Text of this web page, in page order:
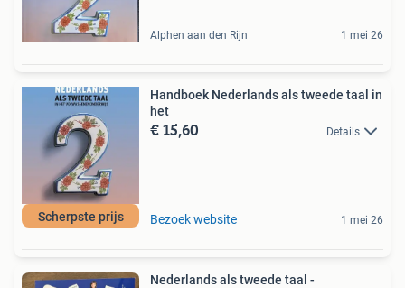
Alphen aan den Rijn 1 mei 26
Scherpste prijs
Handboek Nederlands als tweede taal in
het
€ 15,60 Details
Bezoek website 1 mei 26
Nederlands als tweede taal -